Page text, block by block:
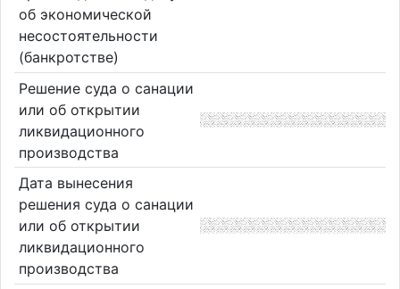
об экономической
несостоятельности
(банкротстве)
Решение суда о санации
или об открытии
ликвидационного
производства
Дата вынесения
решения суда о санации
или об открытии
ликвидационного
производства